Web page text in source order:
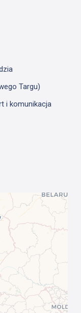
Targu)
i komunikacja